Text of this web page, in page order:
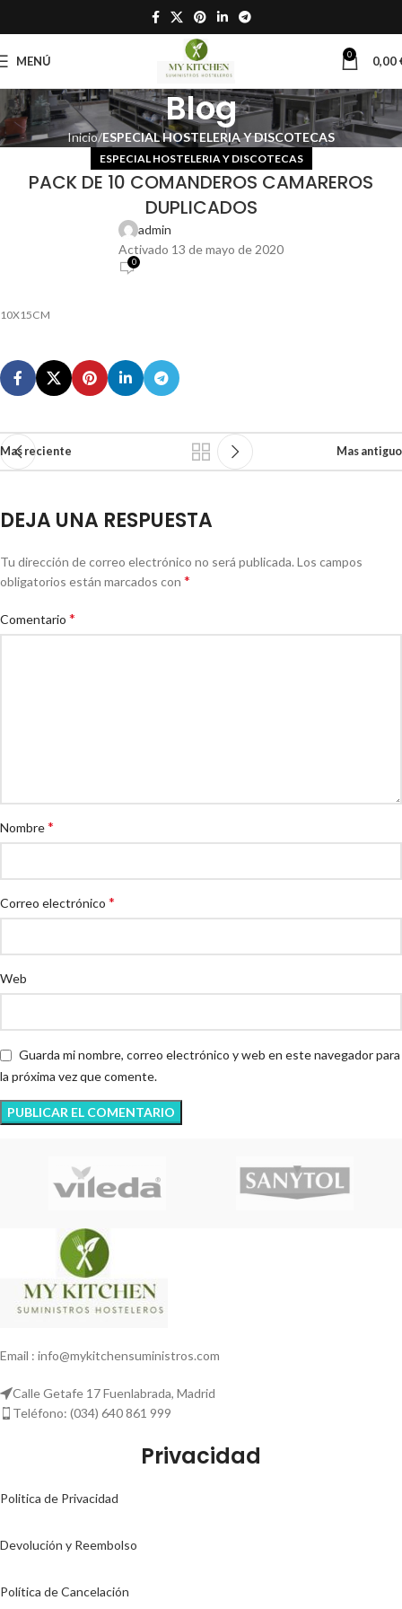
MENÚ 0 0,00
Blog
Inicio ESPECIAL HOSTELERIA Y DISCOTECAS
ESPECIAL HOSTELERIA Y DISCOTECAS
PACK DE 10 COMANDEROS CAMAREROS
DUPLICADOS
admin
Activado 13 de mayo de 2020
0
10X15CM
Mas reciente Mas antiguo
DEJA UNA RESPUESTA
Tu dirección de correo electrónico no será publicada. Los campos
obligatorios están marcados con *
Comentario *
Nombre*
Correo electrónico *
Web
Guarda mi nombre, correo electrónico y web en este navegador para
la próxima vez que comente.
Email : info@mykitchensuministros.com
Calle Getafe 17 Fuenlabrada, Madrid
Teléfono: (034) 640 861 999
Privacidad
Politica de Privacidad
Devolución y Reembolso
Política de Cancelación